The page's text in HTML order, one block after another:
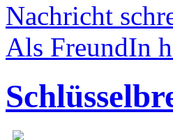
Nachricht
Als FreundIn